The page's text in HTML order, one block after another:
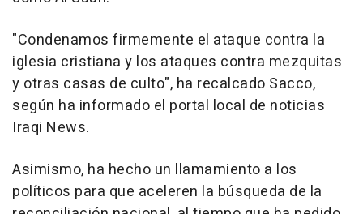
"Condenamos firmemente el ataque contra la
iglesia cristiana y los ataques contra mezquitas
y otras casas de culto", ha recalcado Sacco,
según ha informado el portal local de noticias
Iraqi News.
Asimismo, ha hecho un llamamiento a los
políticos para que aceleren la búsqueda de la